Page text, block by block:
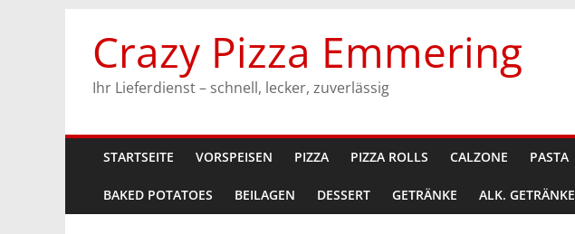
Inhalt
springen
Crazy Pizza Emmering
Ihr Lieferdienst – schnell, lecker, zuverlässig
STARTSEITE VORSPEISEN PIZZA PIZZA ROLLS CALZONE PASTA
BAKED POTATOES BEILAGEN DESSERT GETRÄNKE ALK. GETRÄNKE